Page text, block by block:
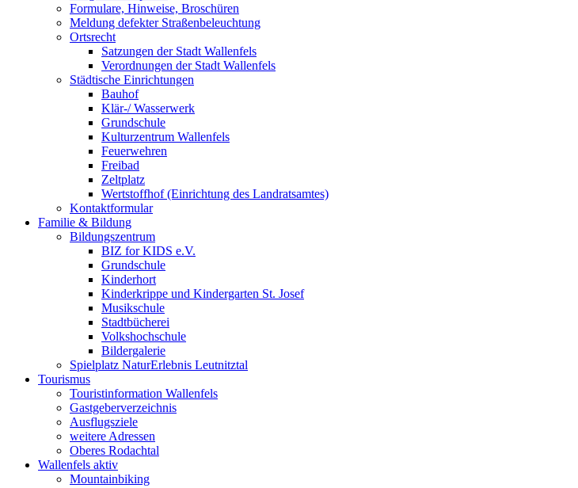
Formulare, Hinweise, Broschüren
Meldung defekter Straßenbeleuchtung
Ortsrecht
Satzungen der Stadt Wallenfels
Verordnungen der Stadt Wallenfels
Städtische Einrichtungen
Bauhof
Klär-/ Wasserwerk
Grundschule
Kulturzentrum Wallenfels
Feuerwehren
Freibad
Zeltplatz
Wertstoffhof (Einrichtung des Landratsamtes)
Kontaktformular
Familie & Bildung
Bildungszentrum
BIZ for KIDS e.V.
Grundschule
Kinderhort
Kinderkrippe und Kindergarten St. Josef
Musikschule
Stadtbücherei
Volkshochschule
Bildergalerie
Spielplatz NaturErlebnis Leutnitztal
Tourismus
Touristinformation Wallenfels
Gastgeberverzeichnis
Ausflugsziele
weitere Adressen
Oberes Rodachtal
Wallenfels aktiv
Mountainbiking